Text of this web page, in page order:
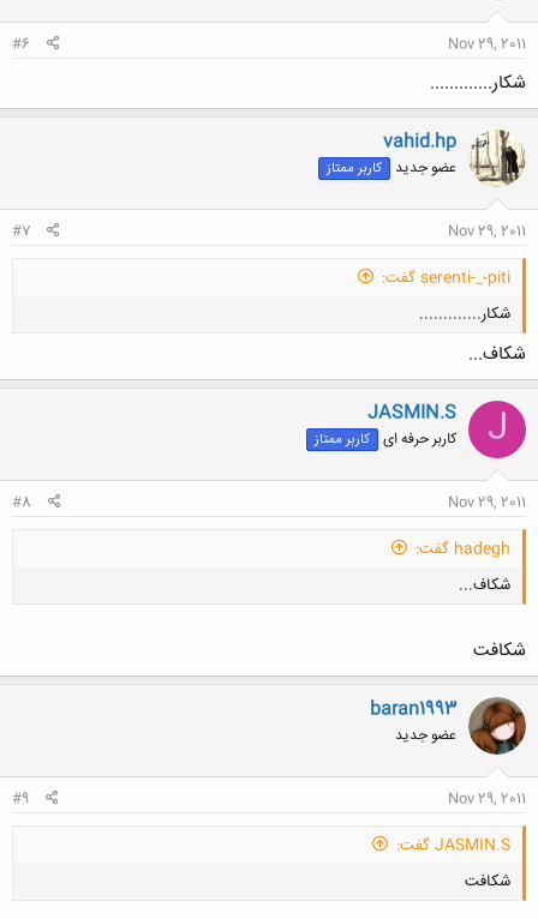
Nov 29, 2011
#6
شكار.............
vahid.hp
عضو جدید کاربر ممتاز
Nov 29, 2011
#7
serenti-_-piti گفت:
شكار.............
شکاف...
J
JASMIN.S
کاربر حرفه ای کاربر ممتاز
Nov 29, 2011
#8
hadegh گفت:
شکاف...
شکافت
baran1993
عضو جدید
Nov 29, 2011
#9
JASMIN.S گفت:
شکافت